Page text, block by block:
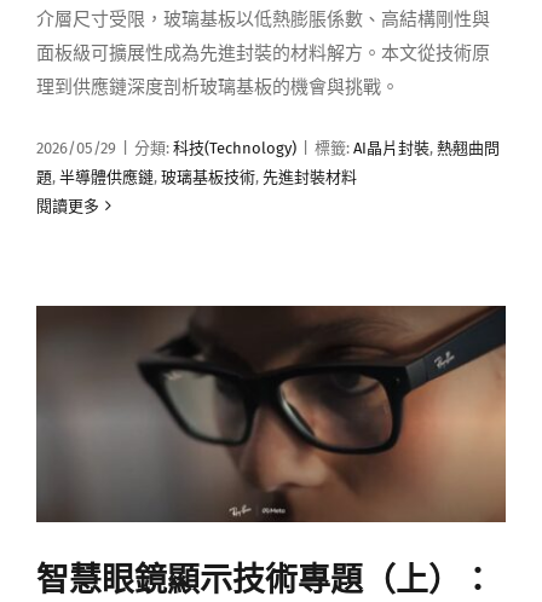
介層尺寸受限，玻璃基板以低熱膨脹係數、高結構剛性與
面板級可擴展性成為先進封裝的材料解方。本文從技術原
理到供應鏈深度剖析玻璃基板的機會與挑戰。
2026/05/29 分類: 科技(Technology) 標籤: AI晶片封裝, 熱翹曲問
題, 半導體供應鏈, 玻璃基板技術, 先進封裝材料
閱讀更多
智慧眼鏡顯示技術專題（上）：